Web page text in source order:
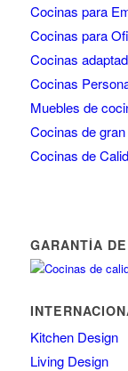
Cocinas para
Cocinas para
Cocinas
Cocinas
Muebles de
Cocinas de
Cocinas de
GARANTÍA
Kitchen Design
Living Design